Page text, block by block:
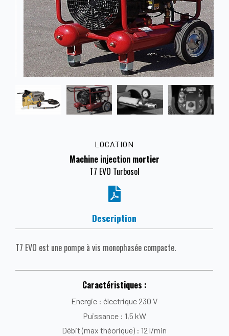
LOCATION
Machine injection mortier
T7 EVO Turbosol
Description
T7 EVO est une pompe à vis monophasée compacte.
Caractéristiques :
Energie : électrique 230 V
Puissance : 1,5 kW
Débit (max théorique) : 12 l/min